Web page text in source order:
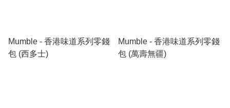
Mumble - 香港味道系列零錢
包 (西多士)
Mumble - 香港味道系列零錢
包 (萬壽無疆)